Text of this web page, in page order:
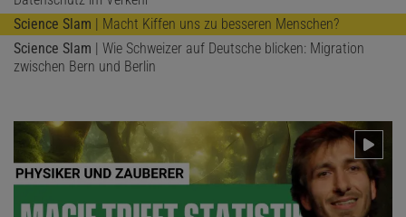
Science Slam | Macht Kiffen uns zu besseren Menschen?
Science Slam | Wie Schweizer auf Deutsche blicken: Migration
zwischen Bern und Berlin